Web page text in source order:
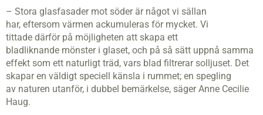
– Stora glasfasader mot söder är något vi sällan
har, eftersom värmen ackumuleras för mycket. Vi
tittade därför på möjligheten att skapa ett
bladliknande mönster i glaset, och på så sätt uppnå samma
effekt som ett naturligt träd, vars blad filtrerar solljuset. Det
skapar en väldigt speciell känsla i rummet; en spegling
av naturen utanför, i dubbel bemärkelse, säger Anne Cecilie
Haug.